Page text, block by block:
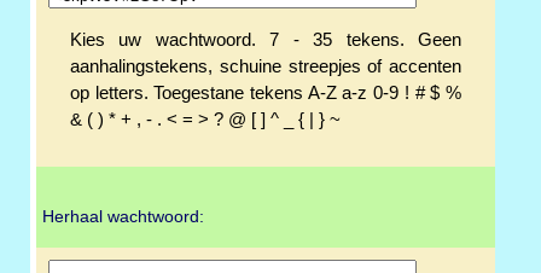
Kies uw wachtwoord. 7 - 35 tekens. Geen
aanhalingstekens, schuine streepjes of accenten
op letters. Toegestane tekens A-Z a-z 0-9 ! # $ %
& ( ) * + , - . < = > ? @ [ ] ^ _ { | } ~
Herhaal wachtwoord: